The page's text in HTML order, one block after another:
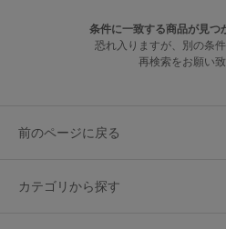
条件に一致する商品が見つ
恐れ入りますが、別の条件
再検索をお願い致
前のページに戻る
カテゴリから探す